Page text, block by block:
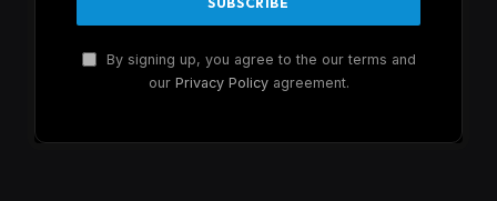
By signing up, you agree to the our terms and
our Privacy Policyagreement.